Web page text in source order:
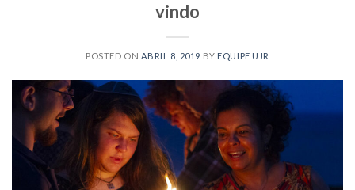
vindo
POSTED ON ABRIL 8, 2019 BY EQUIPE UJR